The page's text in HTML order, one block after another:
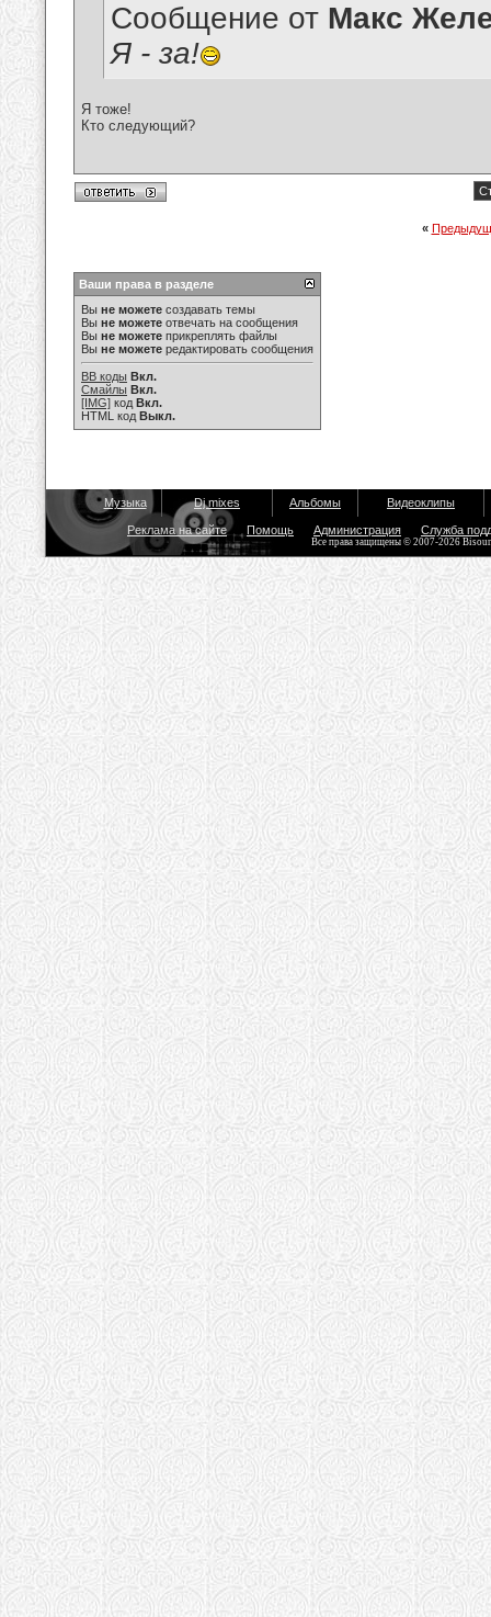
Сообщение от Макс
Я - за!
Я тоже!
Кто следующий?
«
Ваши права в разделе
Вы не можете создавать темы
Вы не можете отвечать на сообщения
Вы не можете прикреплять файлы
Вы не можете редактировать сообщения
BB коды Вкл.
Смайлы Вкл.
[IMG] код Вкл.
HTML код Выкл.
Музыка Dj mixes Альбомы Видеоклипы
Реклама на сайте Помощь Администрация Служба
Все права защищены © 2007-2026